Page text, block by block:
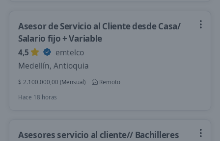
Asesor de Servicio al Cliente desde Casa/
Salario fijo + Variable
4,5
emtelco
Medellín, Antioquia
$ 2.100.000,00 (Mensual)
Remoto
Hace 18 horas
Asesores servicio al cliente// Bachilleres